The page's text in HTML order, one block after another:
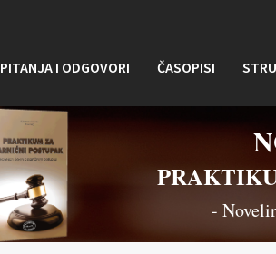
PITANJA I ODGOVORI ČASOPISI
-